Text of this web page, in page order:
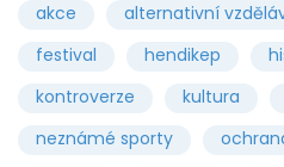
akce alternativní
festival
hendikep
kontroverze
kultura
neznámé sporty